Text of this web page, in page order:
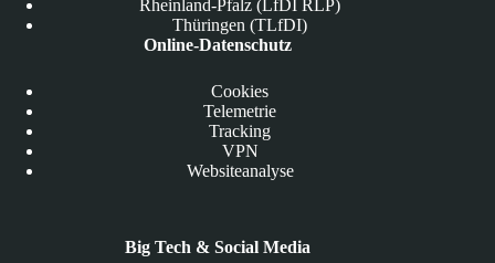
Rheinland-Pfalz (LfDI RLP)
Thüringen (TLfDI)
Online-Datenschutz
Cookies
Telemetrie
Tracking
VPN
Websiteanalyse
Big Tech & Social Media